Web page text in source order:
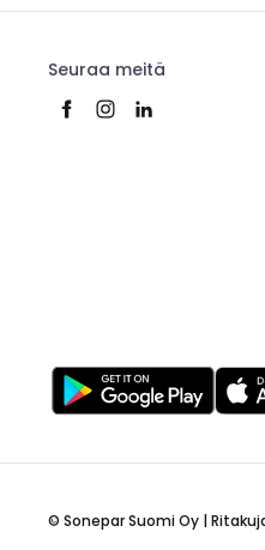
Seuraa meitä
© Sonepar Suomi Oy |